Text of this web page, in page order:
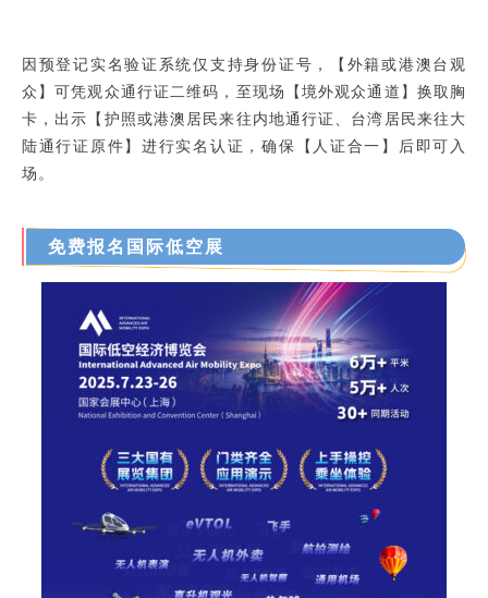
因预登记实名验证系统仅 支持身份证号，
【外籍或港澳台观
众】可凭观众通行证二维码，至现场【境外观众通道】换取胸
卡，出示【护照或港澳居民来往内地通行证、台湾居民来往大
陆通行证原件】进行实名认证，确保【人证合一】后即可入
场。
免费报名国际低空展